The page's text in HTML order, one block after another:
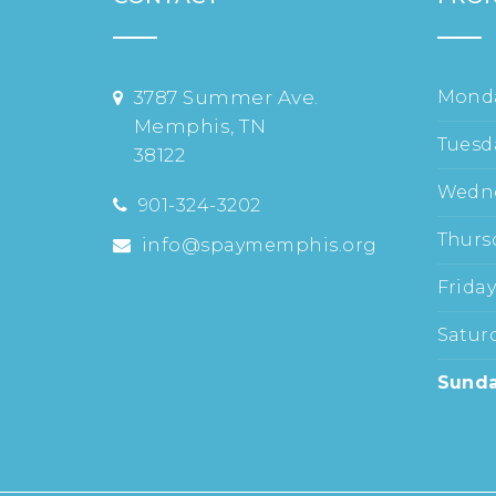
3787 Summer Ave.
Memphis, TN
38122
901-324-3202
info@spaymemphis.org
Friday